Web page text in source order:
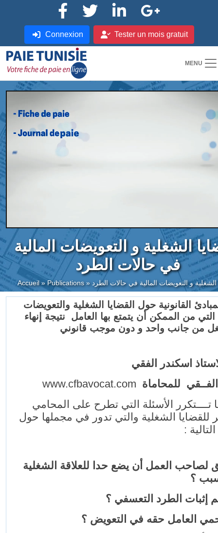
Connexion Tester un mois gratuit
MENU
الشغلية و التعويضات المالية
في حالات الطرد
Accueil»Publications» الشغلية و التعويضات المالية في حالات الطرد
القانونية حول القضايا الشغلية والتعويضات
التي من الممكن أن يتمتع بها العامل نتيجة إنهاء
من جانب واحد و دون موجب قانوني
اسكندر الفقي
للمحاماة www.cfbavocat.com
تــــتكرر الأسئلة التي تطرح على المحامي
للقضايا الشغلية والتي تدور في مجملها حول
:
لصاحب العمل أن يضع حدا للعلاقة الشغلية
؟
إثبات الطرد التعسفي ؟
العامل حقه في التعويض ؟